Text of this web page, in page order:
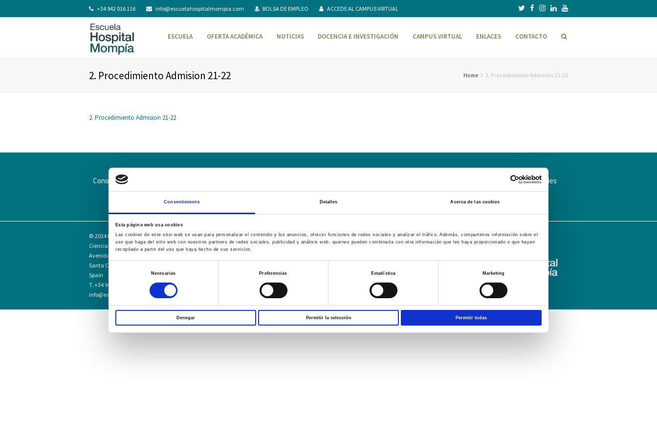
Consentimiento Detalles Acerca de las cookies
Esta página web usa cookies
Las cookies de este sitio web se usan para personalizar el contenido y los anuncios, ofrecer funciones de redes sociales y analizar el tráfico. Además, compartimos información sobre el
uso que haga del sitio web con nuestros partners de redes sociales, publicidad y análisis web, quienes pueden combinarla con otra información que les haya proporcionado o que hayan
recopilado a partir del uso que haya hecho de sus servicios.
Selección
Necesarias Preferencias Estadística Marketing
Denegar Permitir la selección Permitir todas
+34 942 016 116 info@escuelahospitalmompia.com BOLSA DE EMPLEO ACCEDE AL CAMPUS VIRTUAL
ESCUELA OFERTA ACADÉMICA NOTICIAS DOCENCIA E INVESTIGACIÓN CAMPUS VIRTUAL ENLACES CONTACTO
2. Procedimiento Admision 21-22 Home 2. Procedimiento Admision 21-22
2. Procedimiento Admision 21-22
Conoce la Escuela
Política de cookies
Campus Virtual
Contacto Webmail User Login
© 2024 Escuela Técnico Profesional en
Ciencias de la Salud Hospital Mompía
Avenida de los Condes, s/n · 39100
Santa Cruz de Bezana - Cantabria ·
Spain
T. +34 942 016 116 · F. +34 942 584 120
info@escuelahospitalmompia.com